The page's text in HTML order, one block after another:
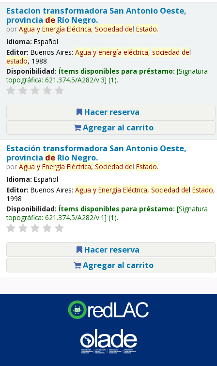
Estacion transformadora San Antonio Oeste,
provincia deRío Negro.
por Agua y Energía Eléctrica, Sociedad del Estado.
Idioma: Español
Editor: Buenos Aires: Agua y energía eléctrica, sociedad del
estado, 1988
Disponibilidad: Ítems disponibles para préstamo: Signatura
topográfica: 621.374.5/A282/v.3 (1).
Hacer reserva
Agregar al carrito
Estación transformadora San Antonio Oeste,
provincia deRío Negro.
por Agua y Energía Eléctrica, Sociedad del Estado.
Idioma: Español
Editor: Buenos Aires: Agua y Energía Eléctrica, Sociedad del Estado,
1998
Disponibilidad: Ítems disponibles para préstamo: Signatura
topográfica: 621.374.5/A282/v.1 (1).
Hacer reserva
Agregar al carrito